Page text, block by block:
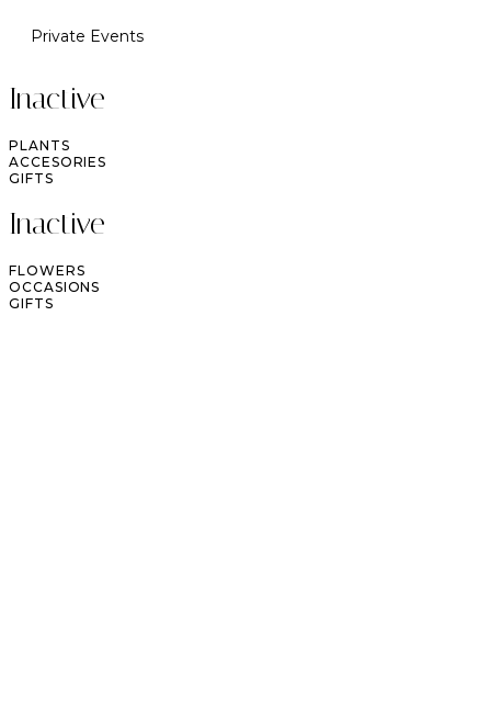
Private Events
Inactive
PLANTS
ACCESORIES
GIFTS
Inactive
FLOWERS
OCCASIONS
GIFTS